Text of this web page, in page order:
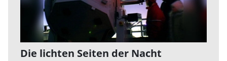
Die lichten Seiten der Nacht